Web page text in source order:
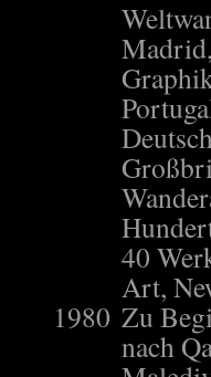
40
Art,
1980 Zu
nach